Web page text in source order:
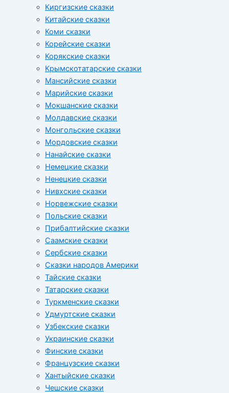
Киргизские сказки
Китайские сказки
Коми сказки
Корейские сказки
Корякские сказки
Крымскотатарские сказки
Мансийские сказки
Марийские сказки
Мокшанские сказки
Молдавские сказки
Монгольские сказки
Мордовские сказки
Нанайские сказки
Немецкие сказки
Ненецкие сказки
Нивхские сказки
Норвежские сказки
Польские сказки
Прибалтийские сказки
Cаамские сказки
Сербские сказки
Сказки народов Америки
Тайские сказки
Татарские сказки
Туркменские сказки
Удмуртские сказки
Узбекские сказки
Украинские сказки
Финские сказки
Французские сказки
Хантыйские сказки
Чешские сказки